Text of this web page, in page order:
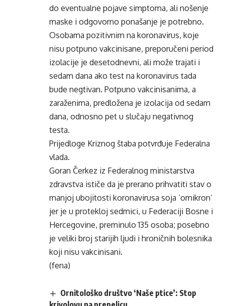
do eventualne pojave simptoma, ali nošenje
maske i odgovorno ponašanje je potrebno.
Osobama pozitivnim na koronavirus, koje
nisu potpuno vakcinisane, preporučeni period
izolacije je desetodnevni, ali može trajati i
sedam dana ako test na koronavirus tada
bude negtivan. Potpuno vakcinisanima, a
zaraženima, predložena je izolacija od sedam
dana, odnosno pet u slučaju negativnog
testa.
Prijedloge Kriznog štaba potvrđuje Federalna
vlada.
Goran Čerkez iz Federalnog ministarstva
zdravstva ističe da je prerano prihvatiti stav o
manjoj ubojitosti koronavirusa soja ‘omikron’
jer je u protekloj sedmici, u Federaciji Bosne i
Hercegovine, preminulo 135 osoba; posebno
je veliki broj starijih ljudi i hroničnih bolesnika
koji nisu vakcinisani.
(fena)
Ornitološko društvo ‘Naše ptice’: Stop